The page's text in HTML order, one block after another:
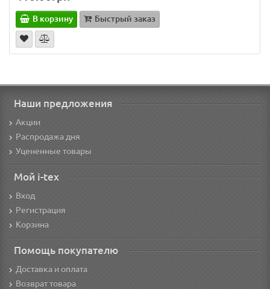
В корзину Быстрый заказ
Наши предложения
Акции
Распродажа дня
Уцененные товары
Мой i-tex
Вход
Регистрация
Корзина
Помощь покупателю
Доставка и оплата
Возврат товара